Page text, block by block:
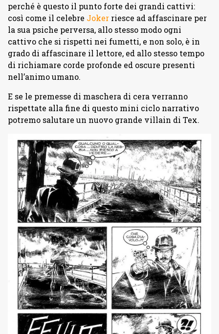
perché è questo il punto forte dei grandi cattivi:
così come il celebre Joker riesce ad affascinare per
la sua psiche perversa, allo stesso modo ogni
cattivo che si rispetti nei fumetti, e non solo, è in
grado di affascinare il lettore, ed allo stesso tempo
di richiamare corde profonde ed oscure presenti
nell’animo umano.
E se le premesse di maschera di cera verranno
rispettate alla fine di questo mini ciclo narrativo
potremo salutare un nuovo grande villain di Tex.